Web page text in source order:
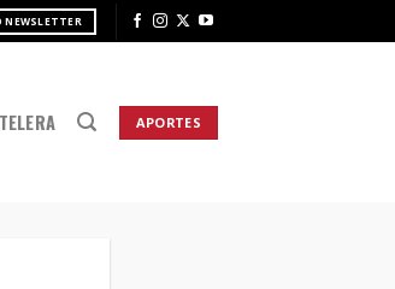
NEWSLETTER
APORTES